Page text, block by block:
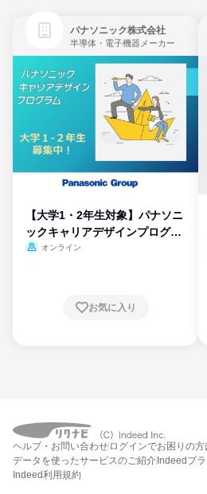
パナソニック株式会社
半導体・電子機器メーカー
【大学1・2年生対象】パナソニ
ックキャリアデザインプログラ
ム
オンライン
お気に入り
ヘルプ・お問い合わせ ログインでお困りの方
データを使ったサービスのご紹介 Indeedプ
Indeed利用規約